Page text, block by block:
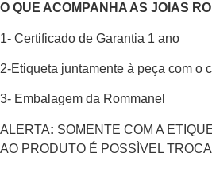
O QUE ACOMPANHA AS JOIAS
1- Certificado de Garantia 1 ano
2-Etiqueta juntamente à peça com o
3- Embalagem da Rommanel
ALERTA: SOMENTE COM A
AO PRODUTO É POSSÌVEL TROCA